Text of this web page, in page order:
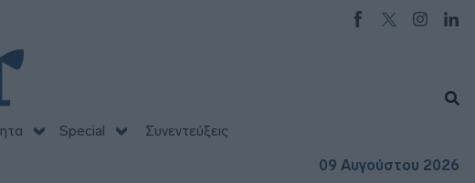
Special
Συνεντεύξεις
09 Αυγούστου 2026